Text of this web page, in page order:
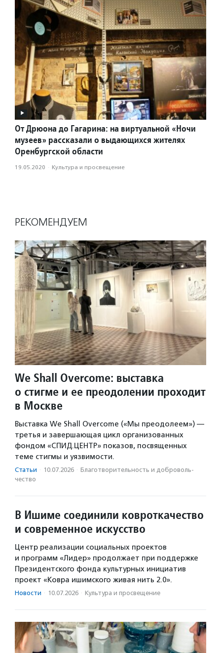
От Дрюона до Гагарина: на виртуальной «Ночи
музеев» рассказали о выдающихся жителях
Оренбургской области
19.05.2020 · Культура и просвещение
РЕКОМЕНДУЕМ
We Shall Overcome: выставка
о стигме и ее преодолении проходит
в Москве
Выставка We Shall Overcome («Мы преодолеем») —
третья и завершающая цикл организованных
фондом «СПИД.ЦЕНТР» показов, посвященных
теме стигмы и уязвимости.
Статьи · 10.07.2026 · Благотвори­тель­ность и доброволь­
чест­во
В Ишиме соединили ковроткачество
и современное искусство
Центр реализации социальных проектов
и программ «Лидер» продолжает при поддержке
Президентского фонда культурных инициатив
проект «Ковра ишимского живая нить 2.0».
Новости · 10.07.2026 · Культура и просвещение